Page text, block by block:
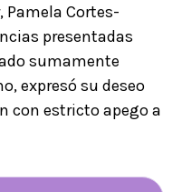
Pamela Cortes-
presentadas
sumamente
expresó su deseo
con estricto apego a